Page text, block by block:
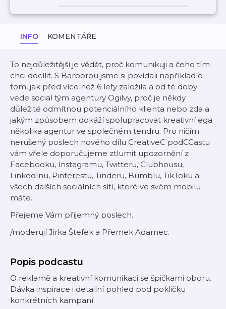
INFO KOMENTÁŘE
To nejdůležitější je vědět, proč komunikuji a čeho tím
chci docílit. S Barborou jsme si povídali například o
tom, jak před více než 6 lety založila a od té doby
vede social tým agentury Ogilvy, proč je někdy
důležité odmítnou potenciálního klienta nebo zda a
jakým způsobem dokáží spolupracovat kreativní ega
několika agentur ve společném tendru. Pro ničím
nerušený poslech nového dílu CreativeC podCCastu
vám vřele doporučujeme ztlumit upozornění z
Facebooku, Instagramu, Twitteru, Clubhousu,
LinkedInu, Pinterestu, Tinderu, Bumblu, TikToku a
všech dalších sociálních sítí, které ve svém mobilu
máte.
Přejeme Vám příjemný poslech.
/moderují Jirka Štefek a Přemek Adamec.
Popis podcastu
O reklamě a kreativní komunikaci se špičkami oboru.
Dávka inspirace i detailní pohled pod pokličku
konkrétních kampaní.